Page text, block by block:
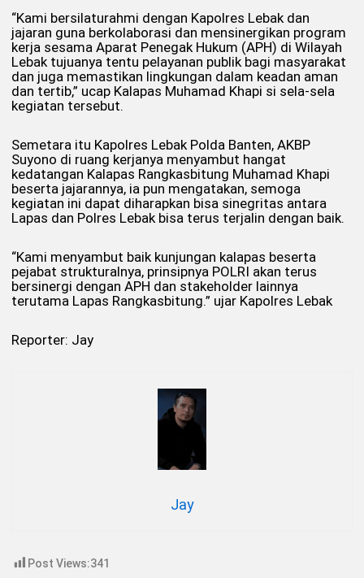
“Kami bersilaturahmi dengan Kapolres Lebak dan
jajaran guna berkolaborasi dan mensinergikan program
kerja sesama Aparat Penegak Hukum (APH) di Wilayah
Lebak tujuanya tentu pelayanan publik bagi masyarakat
dan juga memastikan lingkungan dalam keadan aman
dan tertib,” ucap Kalapas Muhamad Khapi si sela-sela
kegiatan tersebut.
Semetara itu Kapolres Lebak Polda Banten, AKBP
Suyono di ruang kerjanya menyambut hangat
kedatangan Kalapas Rangkasbitung Muhamad Khapi
beserta jajarannya, ia pun mengatakan, semoga
kegiatan ini dapat diharapkan bisa sinegritas antara
Lapas dan Polres Lebak bisa terus terjalin dengan baik.
“Kami menyambut baik kunjungan kalapas beserta
pejabat strukturalnya, prinsipnya POLRI akan terus
bersinergi dengan APH dan stakeholder lainnya
terutama Lapas Rangkasbitung.” ujar Kapolres Lebak
Reporter: Jay
Jay
Post Views:341